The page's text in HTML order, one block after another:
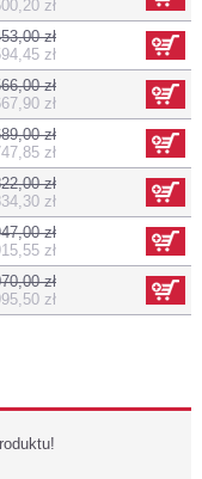
zł
zł
zł
zł
zł
zł
zł
zł
zł
zł
zł
zł
zł